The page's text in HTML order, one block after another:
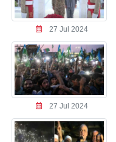
27 Jul 2024
27 Jul 2024